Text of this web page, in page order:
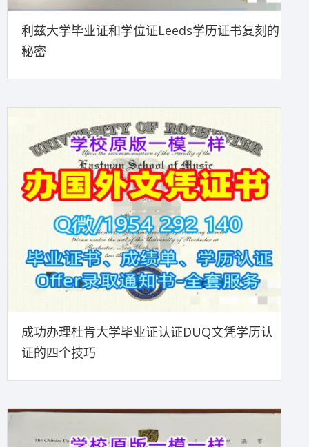
利兹大学毕业证和学位证Leeds学历证书复刻的
秘密
成功办理杜肯大学毕业证认证DUQ文凭学历认
证的四个技巧